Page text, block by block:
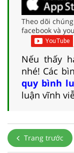
Theo dõi
facebook và
Nếu thấy
nhé! Các
quy bình
luận vĩnh
Trang trước